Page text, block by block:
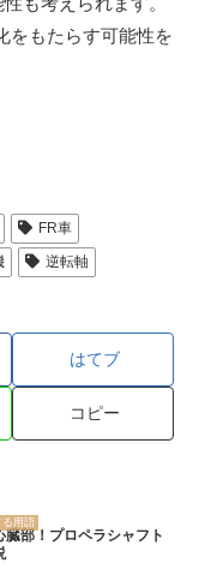
をもたらす可能性を
FR車
逆転軸
はてブ
コピー
用語
臓部！プロペラシャフト